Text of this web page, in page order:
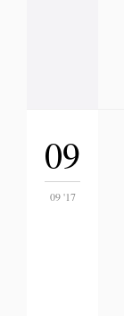
09
09 '17